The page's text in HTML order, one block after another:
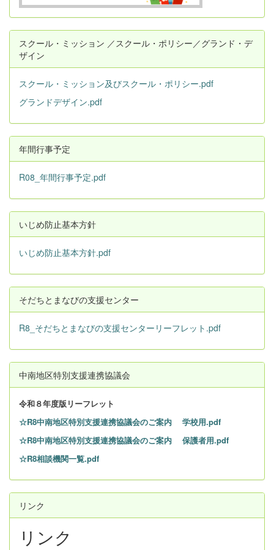
スクール・ミッション ／スクール・ポリシー／グランド・デ
ザイン
スクール・ミッション及びスクール・ポリシー.pdf
グランドデザイン.pdf
年間行事予定
R08_年間行事予定.pdf
いじめ防止基本方針
いじめ防止基本方針.pdf
そだちとまなびの支援センター
R8_そだちとまなびの支援センターリーフレット.pdf
中南地区特別支援連携協議会
令和８年度版リーフレット
☆R8中南地区特別支援連携協議会のご案内 学校用.pdf
☆R8中南地区特別支援連携協議会のご案内 保護者用.pdf
☆R8相談機関一覧.pdf
リンク
リンク